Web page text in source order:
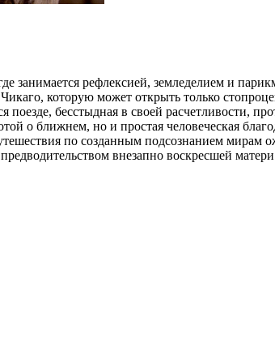
занимается рефлексией, земледелием и
которую может открыть только
бесстыдная в своей расчетливости,
о ближнем, но и простая человеческая
по созданным подсознанием мирам
внезапно воскресшей